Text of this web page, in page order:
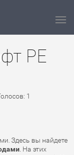
PE
1
Здесь вы найдете
. На этих